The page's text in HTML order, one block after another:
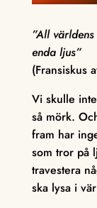
”All
enda ljus”
(Fransiskus
Vi skulle
så mörk.
fram har
som tror på
travestera
ska lysa i